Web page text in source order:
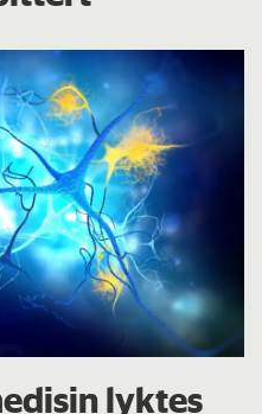
lyktes